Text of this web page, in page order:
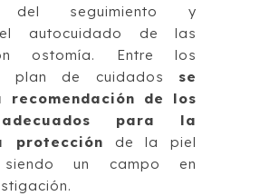
del seguimiento y
autocuidado de las
ostomía. Entre los
plan de cuidados se
recomendación de los
para la
protección de la piel
siendo un campo en